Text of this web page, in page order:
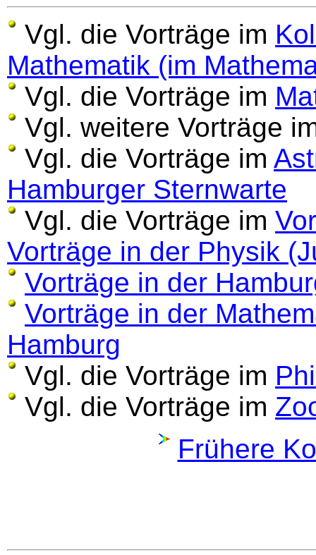
Vgl. die Vorträge im
Mathematik (im
Vgl. die Vorträge im
Vgl. weitere Vorträge
Vgl. die Vorträge im
Hamburger Sternwarte
Vgl. die Vorträge im
Vorträge in der Physik
Vorträge in der
Vorträge in der
Hamburg
Vgl. die Vorträge im
Vgl. die Vorträge im
Frühere